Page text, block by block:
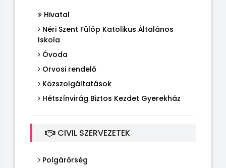
Hivatal
Néri Szent Fülöp Katolikus Általános
Iskola
Óvoda
Orvosi rendelő
Közszolgáltatások
Hétszínvirág Biztos Kezdet Gyerekház
CIVIL SZERVEZETEK
Polgárőrség